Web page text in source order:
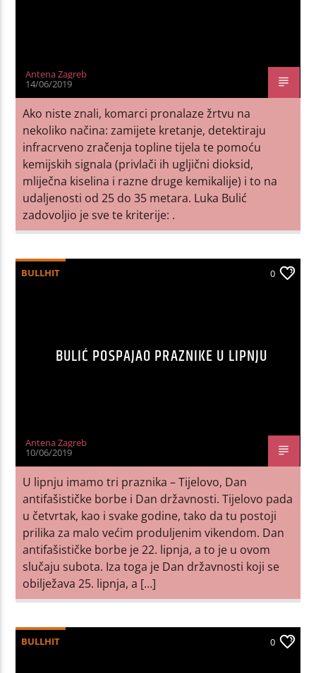
Antena Zagreb
14/06/2019
Ako niste znali, komarci pronalaze žrtvu na
nekoliko načina: zamijete kretanje, detektiraju
infracrveno zračenja topline tijela te pomoću
kemijskih signala (privlači ih ugljični dioksid,
mliječna kiselina i razne druge kemikalije) i to na
udaljenosti od 25 do 35 metara. Luka Bulić
zadovoljio je sve te kriterije: .
BULLHIT 0
BULIĆ POSPAJAO PRAZNIKE U LIPNJU
Antena Zagreb
10/06/2019
U lipnju imamo tri praznika – Tijelovo, Dan
antifašističke borbe i Dan državnosti. Tijelovo pada
u četvrtak, kao i svake godine, tako da tu postoji
prilika za malo većim produljenim vikendom. Dan
antifašističke borbe je 22. lipnja, a to je u ovom
slučaju subota. Iza toga je Dan državnosti koji se
obilježava 25. lipnja, a […]
BULLHIT 0